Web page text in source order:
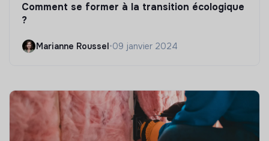
Comment se former à la transition écologique
?
Marianne Roussel•09 janvier 2024